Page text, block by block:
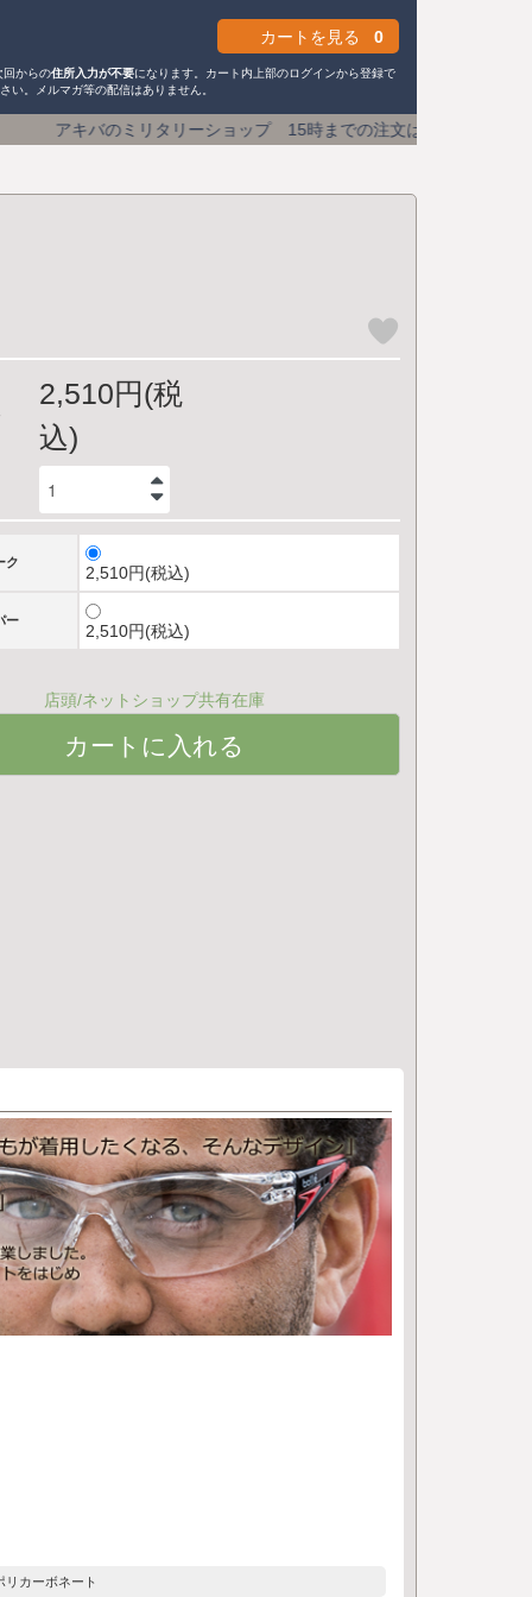
カートを見る 0
回からの住所入力が不要になります。カート内上部のログインから登録で
い。メルマガ等の配信はありません。
ョップ 15時までの注文は土日祝も即日発送送料590円 (1
2,510円(税
込)
ク
2,510円(税込)
ー
2,510円(税込)
店頭/ネットショップ共有在庫
リカーボネート